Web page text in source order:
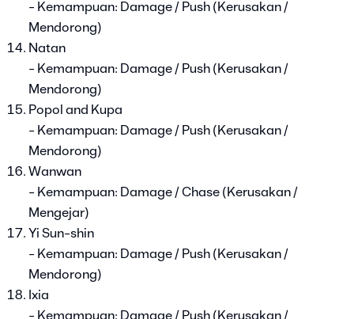
- Kemampuan: Damage / Push (Kerusakan /
Mendorong)
Natan
- Kemampuan: Damage / Push (Kerusakan /
Mendorong)
Popol and Kupa
- Kemampuan: Damage / Push (Kerusakan /
Mendorong)
Wanwan
- Kemampuan: Damage / Chase (Kerusakan /
Mengejar)
Yi Sun-shin
- Kemampuan: Damage / Push (Kerusakan /
Mendorong)
Ixia
- Kemampuan: Damage / Push (Kerusakan /